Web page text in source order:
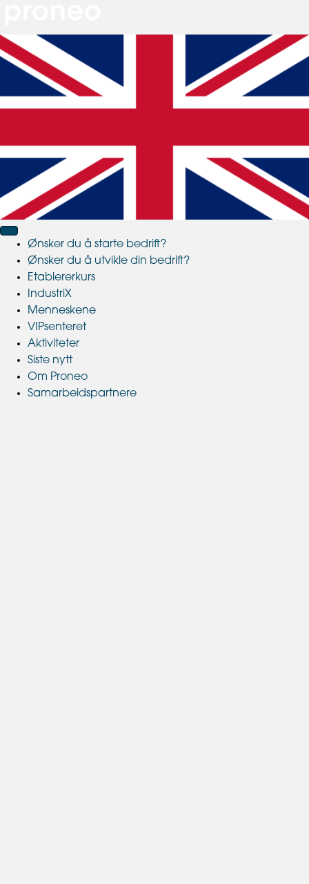
Ønsker du å starte bedrift?
Ønsker du å utvikle din bedrift?
Etablererkurs
IndustriX
Menneskene
VIPsenteret
Aktiviteter
Siste nytt
Om Proneo
Samarbeidspartnere